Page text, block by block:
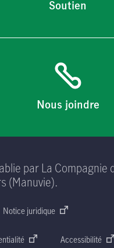
Soutien
Nous joindre
par La Compagnie
(Manuvie).
Notice juridique
Accessibilité